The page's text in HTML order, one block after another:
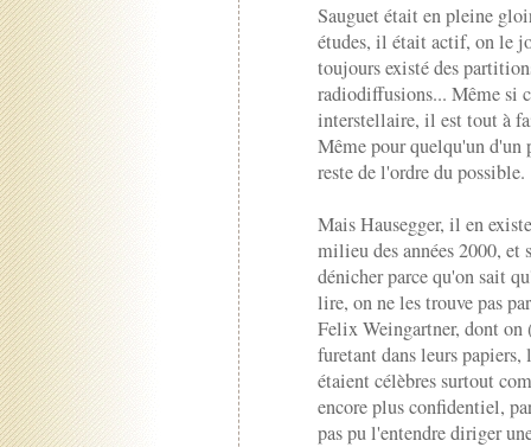
Sauguet était en pleine
études, il était actif, on le
toujours existé des
radiodiffusions... Même si
interstellaire, il est tout à
Même pour quelqu'un d'un
reste de l'ordre du possible.
Mais Hausegger, il en
milieu des années 2000, et
dénicher parce qu'on sait
lire, on ne les trouve pas
Felix Weingartner, dont on
furetant dans leurs
étaient célèbres surtout
encore plus confidentiel,
pas pu l'entendre diriger